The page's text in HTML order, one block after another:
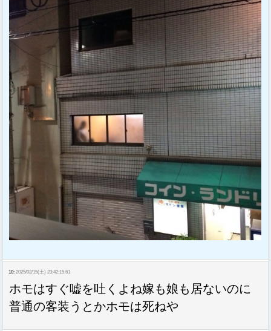
10: 2025/02/15(土) 23:42:15.61
ホモはすぐ嘘を吐くよね嫁も娘も居ないのに
普通の客装うとかホモは死ねや